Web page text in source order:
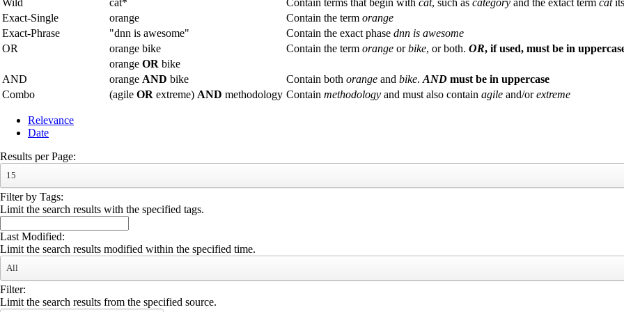
Wild
cat* Contain terms that begin with cat, such as category and the extact term cat
Exact-Single
orange Contain the term orange
Exact-Phrase
"dnn is awesome" Contain the exact phase dnn is awesome
OR
orange bike Contain the term orange orbike, or both. OR, if used, must be in
orange OR bike
AND
orange AND bike Contain both orange and bike. AND must be in uppercase
Combo
(agile OR extreme) AND methodology Contain methodology and must also contain agile and/orextreme
Relevance
Date
Results per Page:
15
Filter by Tags:
Limit the search results with the specified tags.
Last Modified:
Limit the search results modified within the specified time.
All
Filter:
Limit the search results from the specified source.